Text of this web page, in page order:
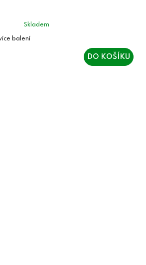
Skladem
DO KOŠÍKU